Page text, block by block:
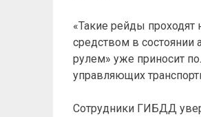
«Такие рейды
средством в состоянии
рулем» уже приносит
управляющих
Сотрудники ГИБДД